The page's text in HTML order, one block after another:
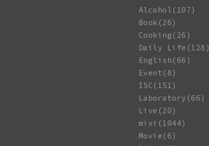
Alcohol(107)
Book(26)
Cooking(26)
Daily Life(128)
English(66)
Event(8)
ISC(151)
Laboratory(66)
Live(20)
mixi(1044)
Movie(6)